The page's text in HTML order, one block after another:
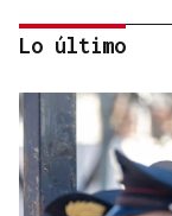
Lo último